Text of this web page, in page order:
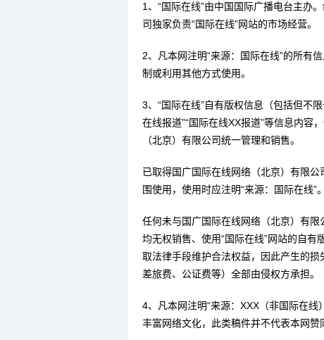
1、“国际在线”由中国国际广播电台主办
司独家负责“国际在线”网站的市场经营。
2、凡本网注明“来源：国际在线”的所有
制或利用其他方式使用。
3、“国际在线”自有版权信息（包括但不
在线报道”“国际在线XX报道”等信息内容
（北京）有限公司统一管理和销售。
已取得国广国际在线网络（北京）有限
围使用，使用时应注明“来源：国际在线”
任何未与国广国际在线网络（北京）有
均无权销售、使用“国际在线”网站的自
取法律手段维护合法权益，因此产生的损
差旅费、公证费等）全部由侵权方承担。
4、凡本网注明“来源：XXX（非国际在线
丰富网络文化，此类稿件并不代表本网赞